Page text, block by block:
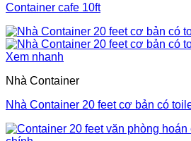
Container cafe 10ft
Xem nhanh
Nhà Container
Nhà Container 20 feet cơ bản có